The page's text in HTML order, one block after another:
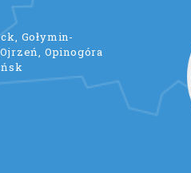
Gołymin-
Opinogóra